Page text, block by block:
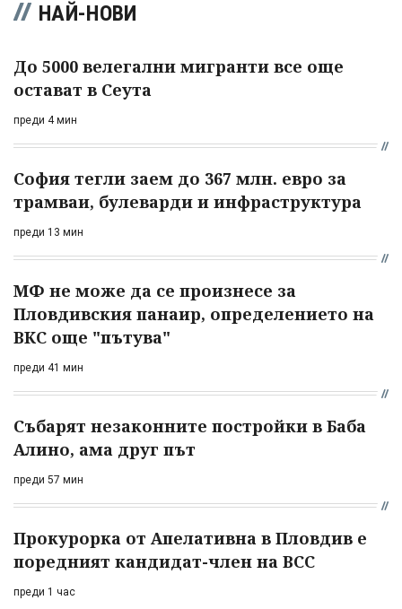
НАЙ-НОВИ
До 5000 велегални мигранти все още
остават в Сеута
преди 4 мин
София тегли заем до 367 млн. евро за
трамваи, булеварди и инфраструктура
преди 13 мин
МФ не може да се произнесе за
Пловдивския панаир, определението на
ВКС още "пътува"
преди 41 мин
Събарят незаконните постройки в Баба
Алино, ама друг път
преди 57 мин
Прокурорка от Апелативна в Пловдив е
поредният кандидат-член на ВСС
преди 1 час